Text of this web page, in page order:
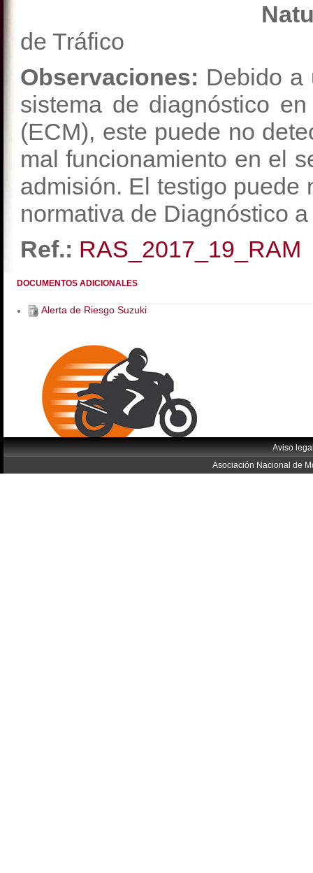
de Tráfico
Observaciones: Debido a
sistema de diagnóstico
(ECM), este puede no
mal funcionamiento en el
admisión. El testigo puede
normativa de Diagnóstico
Ref.: RAS_2017_19_RAM
DOCUMENTOS ADICIONALES
Alerta de Riesgo Suzuki
Aviso
Asociación Nacional de